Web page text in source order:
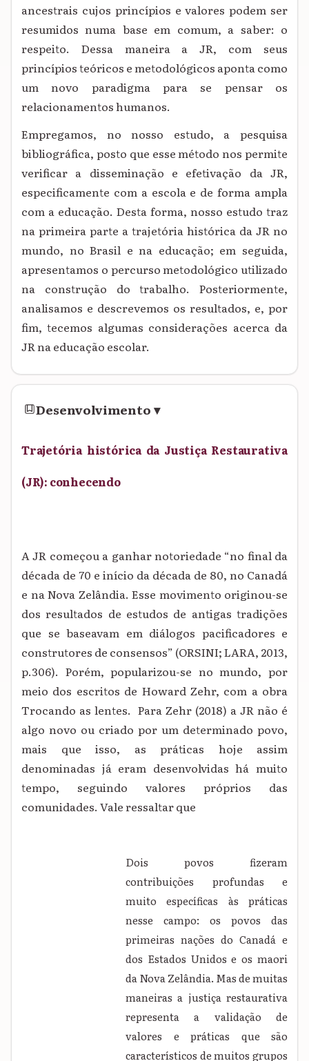
ancestrais cujos princípios e valores podem ser
resumidos numa base em comum, a saber: o
respeito. Dessa maneira a JR, com seus
princípios teóricos e metodológicos aponta como
um novo paradigma para se pensar os
relacionamentos humanos.
Empregamos, no nosso estudo, a pesquisa
bibliográfica, posto que esse método nos permite
verificar a disseminação e efetivação da JR,
especificamente com a escola e de forma ampla
com a educação. Desta forma, nosso estudo traz
na primeira parte a trajetória histórica da JR no
mundo, no Brasil e na educação; em seguida,
apresentamos o percurso metodológico utilizado
na construção do trabalho. Posteriormente,
analisamos e descrevemos os resultados, e, por
fim, tecemos algumas considerações acerca da
JR na educação escolar.
Desenvolvimento▾
Trajetória histórica da Justiça Restaurativa
(JR): conhecendo
A JR começou a ganhar notoriedade “no final da
década de 70 e início da década de 80, no Canadá
e na Nova Zelândia. Esse movimento originou-se
dos resultados de estudos de antigas tradições
que se baseavam em diálogos pacificadores e
construtores de consensos” (ORSINI; LARA, 2013,
p.306). Porém, popularizou-se no mundo, por
meio dos escritos de Howard Zehr, com a obra
Trocando as lentes. Para Zehr (2018) a JR não é
algo novo ou criado por um determinado povo,
mais que isso, as práticas hoje assim
denominadas já eram desenvolvidas há muito
tempo, seguindo valores próprios das
comunidades. Vale ressaltar que
Dois povos fizeram
contribuições profundas e
muito específicas às práticas
nesse campo: os povos das
primeiras nações do Canadá e
dos Estados Unidos e os maori
da Nova Zelândia. Mas de muitas
maneiras a justiça restaurativa
representa a validação de
valores e práticas que são
característicos de muitos grupos